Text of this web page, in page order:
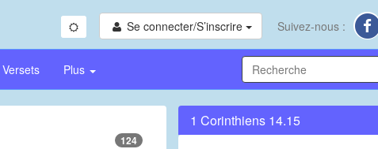
Se connecter/S’inscrire Suivez-nous :
Versets Plus
124
1 Corinthiens 14.15